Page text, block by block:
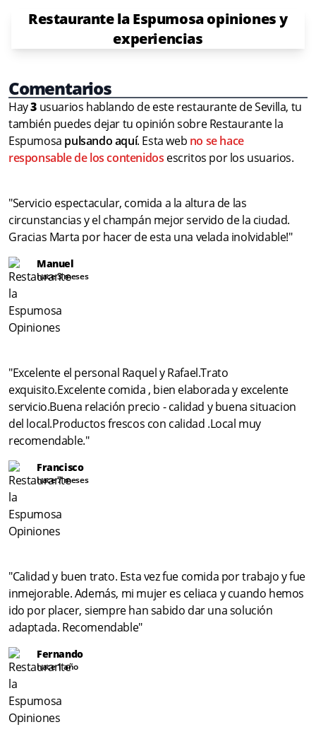
Restaurante la Espumosa opiniones y
experiencias
Comentarios
Hay3 usuarios hablando de este restaurante de Sevilla, tu
también puedes dejar tu opinión sobre Restaurante la
Espumosa pulsando aquí. Esta web no se hace
responsable de los contenidos escritos por los usuarios.
"Servicio espectacular, comida a la altura de las
circunstancias y el champán mejor servido de la ciudad.
Gracias Marta por hacer de esta una velada inolvidable!"
Manuel
hace 3 meses
"Excelente el personal Raquel y Rafael.Trato
exquisito.Excelente comida , bien elaborada y excelente
servicio.Buena relación precio - calidad y buena situacion
del local.Productos frescos con calidad .Local muy
recomendable."
Francisco
hace 7 meses
"Calidad y buen trato. Esta vez fue comida por trabajo y fue
inmejorable. Además, mi mujer es celiaca y cuando hemos
ido por placer, siempre han sabido dar una solución
adaptada. Recomendable"
Fernando
hace 1 año